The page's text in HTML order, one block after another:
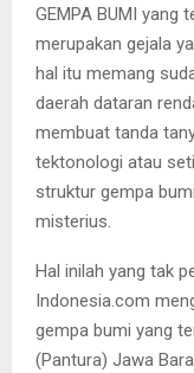
GEMPA BUMI yang
merupakan gejala
hal itu memang
daerah dataran
membuat tanda
tektonologi atau
struktur gempa
misterius.
Hal inilah yang tak
Indonesia.com
gempa bumi yang
(Pantura) Jawa